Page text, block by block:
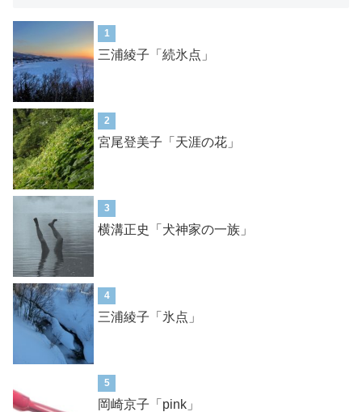
1
三浦綾子「続氷点」
2
宮尾登美子「天涯の花」
3
横溝正史「犬神家の一族」
4
三浦綾子「氷点」
5
岡崎京子「pink」